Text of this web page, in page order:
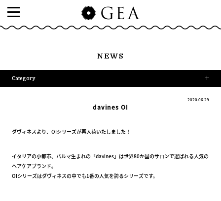
NEWS
Category
2020.06.29
davines OI
ダヴィネスより、OIシリーズが再入荷いたしました！
イタリアの小都市、パルマ生まれの「davines」は世界80か国のサロンで選ばれる人気の
ヘアケアブランド。
OIシリーズはダヴィネスの中でも1番の人気を誇るシリーズです。